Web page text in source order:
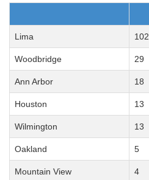
Lima 102
Woodbridge 29
Ann Arbor 18
Houston 13
Wilmington 13
Oakland 5
Mountain View 4